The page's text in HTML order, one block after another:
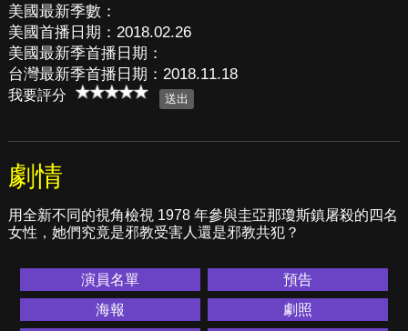
美國最新季數：
美國首播日期：2018.02.26
美國最新季首播日期：
台灣最新季首播日期：2018.11.18
我要評分
劇情
用全新不同的視角檢視 1978 年參與圭亞那瓊斯鎮屠殺的四名
女性，她們究竟是邪教受害人還是邪教共犯？
演員名單
預告
海報
劇照